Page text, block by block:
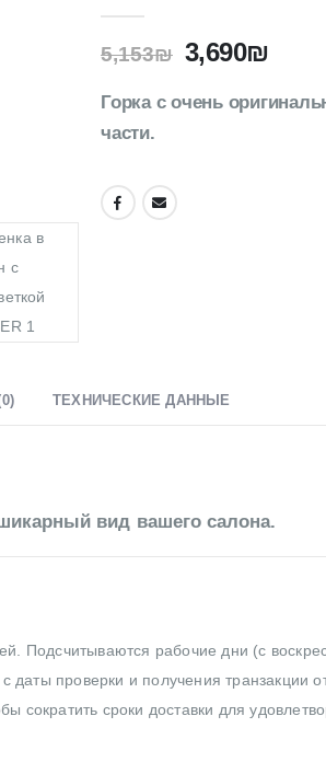
5,153₪ 3,690₪
Горка с очень
части.
ТЕХНИЧЕСКИЕ ДАННЫЕ
вид вашего салона.
Подсчитываются рабочие дни (с
проверки и получения транзакции
сократить сроки доставки для